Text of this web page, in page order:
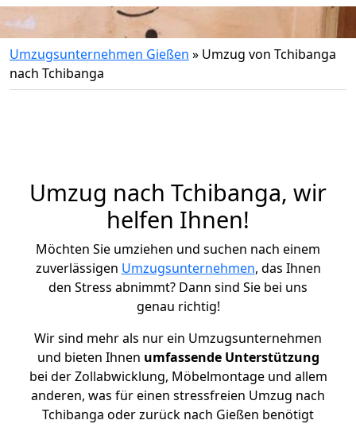
Umzugsunternehmen Gießen » Umzug von Tchibanga
nach Tchibanga
Umzug nach Tchibanga, wir
helfen Ihnen!
Möchten Sie umziehen und suchen nach einem
zuverlässigen Umzugsunternehmen, das Ihnen
den Stress abnimmt? Dann sind Sie bei uns
genau richtig!
Wir sind mehr als nur ein Umzugsunternehmen
und bieten Ihnen umfassende Unterstützung
bei der Zollabwicklung, Möbelmontage und allem
anderen, was für einen stressfreien Umzug nach
Tchibanga oder zurück nach Gießen benötigt